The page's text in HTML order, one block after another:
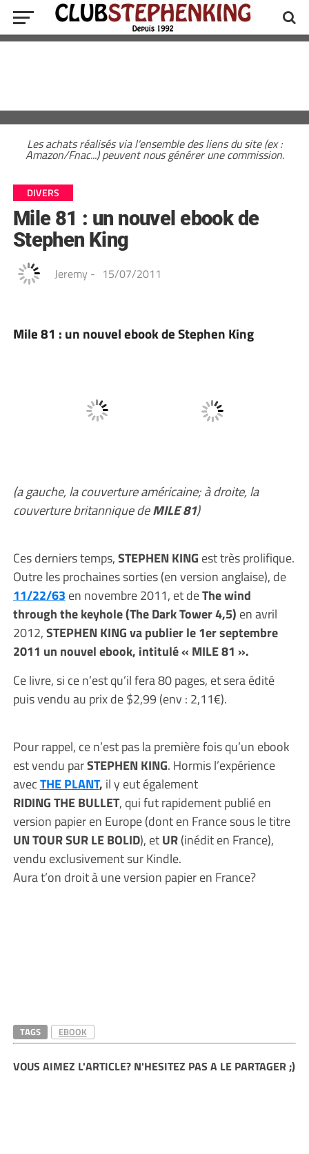
Les achats réalisés via l'ensemble des liens du site (ex :
Amazon/Fnac...) peuvent nous générer une commission.
DIVERS
Mile 81 : un nouvel ebook de
Stephen King
Jeremy - 15/07/2011
Mile 81 : un nouvel ebook de Stephen King
(a gauche, la couverture américaine; à droite, la
couverture britannique deMILE 81)
Ces derniers temps,STEPHEN KING est très prolifique.
Outre les prochaines sorties (en version anglaise), de
11/22/63 en novembre 2011, et deThe wind
through the keyhole (The Dark Tower 4,5) en avril
2012,STEPHEN KING va publier le 1er septembre
2011 un nouvel ebook, intitulé « MILE 81 ».
Ce livre, si ce n’est qu’il fera 80 pages, et sera édité
puis vendu au prix de $2,99 (env : 2,11€).
Pour rappel, ce n’est pas la première fois qu’un ebook
est vendu parSTEPHEN KING. Hormis l’expérience
avecTHE PLANT, il y eut également
RIDING THE BULLET, qui fut rapidement publié en
version papier en Europe (dont en France sous le titre
UN TOUR SUR LE BOLID), etUR(inédit en France),
vendu exclusivement sur Kindle.
Aura t’on droit à une version papier en France?
TAGS EBOOK
VOUS AIMEZ L'ARTICLE? N'HESITEZ PAS A LE PARTAGER ;)